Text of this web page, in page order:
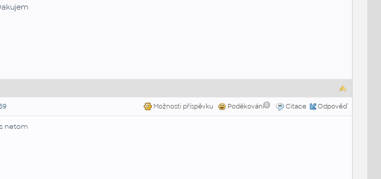
Možnosti příspěvku Poděkování 0 Citace Odpověď
netom